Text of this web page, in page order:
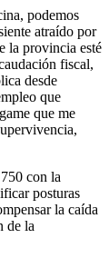
podemos
atraído por
la provincia esté
fiscal,
desde
que
que me
con la
posturas
la caída
de la